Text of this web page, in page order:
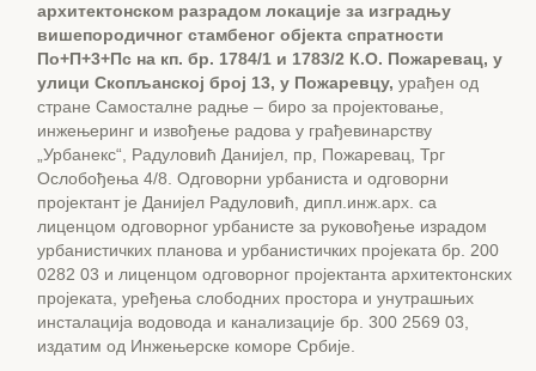
архитектонском разрадом локације за изградњу
вишепородичног стамбеног објекта спратности
По+П+3+Пс на кп. бр. 1784/1 и 1783/2 К.О. Пожаревац, у
улици Скопљанској број 13, у Пожаревцу, урађен од
стране Самосталне радње – биро за пројектовање,
инжењеринг и извођење радова у грађевинарству
„Урбанекс“, Радуловић Данијел, пр, Пожаревац, Трг
Ослобођења 4/8. Одговорни урбаниста и одговорни
пројектант је Данијел Радуловић, дипл.инж.арх. са
лиценцом одговорног урбанисте за руковођење израдом
урбанистичких планова и урбанистичких пројеката бр. 200
0282 03 и лиценцом одговорног пројектанта архитектонских
пројеката, уређења слободних простора и унутрашњих
инсталација водовода и канализације бр. 300 2569 03,
издатим од Инжењерске коморе Србије.